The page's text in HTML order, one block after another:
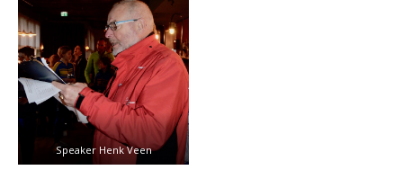
Speaker Henk Veen